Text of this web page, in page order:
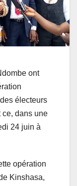
ont
électeurs
ce, dans une
24 juin à
opération
Kinshasa,